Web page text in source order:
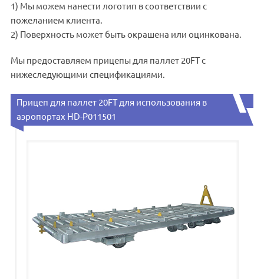
1) Мы можем нанести логотип в соответствии с
пожеланием клиента.
2) Поверхность может быть окрашена или оцинкована.
Мы предоставляем прицепы для паллет 20FT с
нижеследующими спецификациями.
Прицеп для паллет 20FT для использования в
аэропортах HD-P011501